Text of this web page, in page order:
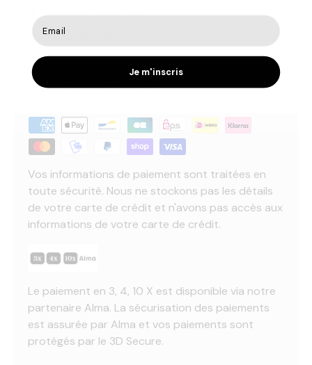
Aileron inclus:Non
Programme
: Noseride, glisse et surf traditionnel
Paiement Sécurisé
Vos informations de paiement sont traitées en
toute sécurité. Nous ne stockons pas les détails
de votre carte de crédit et n'avons pas accès aux
informations de votre carte de crédit.
Le paiement en 3, 4, 10 X est disponible via notre
partenaire Alma. La sécurisation des paiements
est assurée par Alma et vos paiements sont
protégés par le 3D Secure.
Je m'inscris